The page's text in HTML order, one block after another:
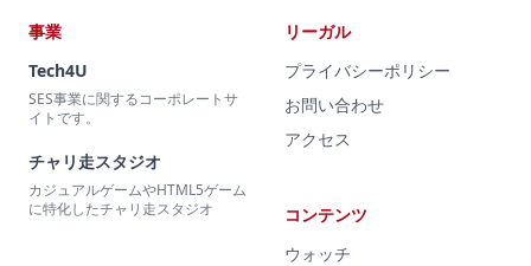
事業
Tech4U
SES事業に関するコーポレートサ
イトです。
チャリ走スタジオ
カジュアルゲームやHTML5ゲーム
に特化したチャリ走スタジオ
リーガル
プライバシーポリシー
お問い合わせ
アクセス
コンテンツ
ウォッチ